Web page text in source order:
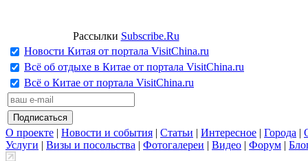
Рассылки Subscribe.Ru
Новости Китая от портала VisitChina.ru
Всё об отдыхе в Китае от портала VisitChina.ru
Всё о Китае от портала VisitChina.ru
О проекте | Новости и события | Статьи | Интересное | Города |
Услуги | Визы и посольства | Фотогалереи | Видео | Форум |